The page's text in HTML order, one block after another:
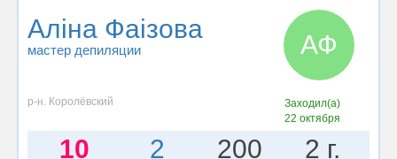
Аліна Фаізова
мастер депиляции АФ
р-н. Королёвский
Заходил(а)
22 октября
10 2 200 2 г.